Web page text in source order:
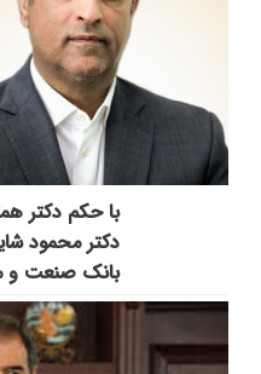
با حکم دکتر
دکتر محمود
بانک صنعت